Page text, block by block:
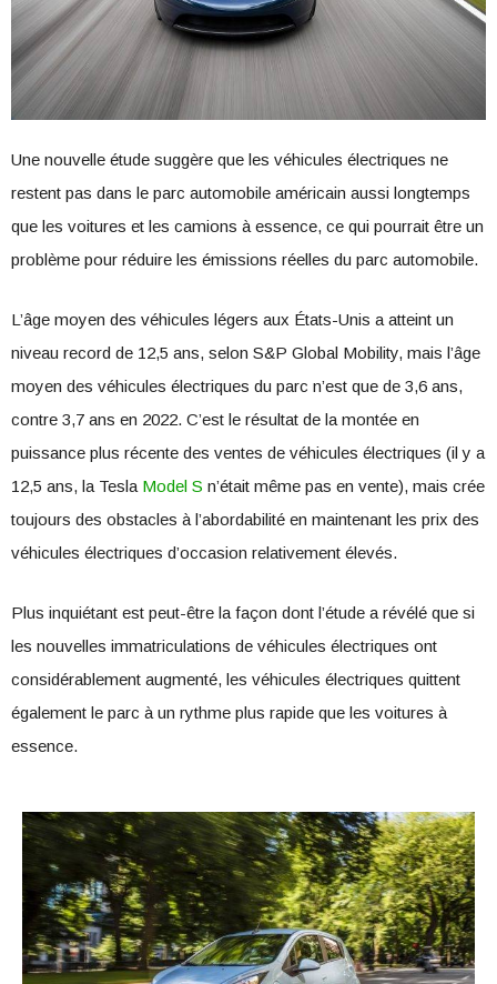
Une nouvelle étude suggère que les véhicules électriques ne
restent pas dans le parc automobile américain aussi longtemps
que les voitures et les camions à essence, ce qui pourrait être un
problème pour réduire les émissions réelles du parc automobile.
L’âge moyen des véhicules légers aux États-Unis a atteint un
niveau record de 12,5 ans, selon S&P Global Mobility, mais l’âge
moyen des véhicules électriques du parc n’est que de 3,6 ans,
contre 3,7 ans en 2022. C’est le résultat de la montée en
puissance plus récente des ventes de véhicules électriques (il y a
12,5 ans, la Tesla Model S n’était même pas en vente), mais crée
toujours des obstacles à l’abordabilité en maintenant les prix des
véhicules électriques d’occasion relativement élevés.
Plus inquiétant est peut-être la façon dont l’étude a révélé que si
les nouvelles immatriculations de véhicules électriques ont
considérablement augmenté, les véhicules électriques quittent
également le parc à un rythme plus rapide que les voitures à
essence.